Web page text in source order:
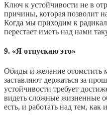
Ключ к устойчивости не в
причины, которая позволит
Когда мы приходим к
перестает иметь над нами
9. «Я отпускаю это»
Обиды и желание отомстить
заставляют держаться за
устойчивости требует
видеть сложные жизненные
есть, и работать над тем, как